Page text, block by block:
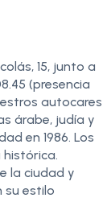
15, junto a
(presencia
autocares
árabe, judía y
en 1986. Los
la ciudad y
su estilo